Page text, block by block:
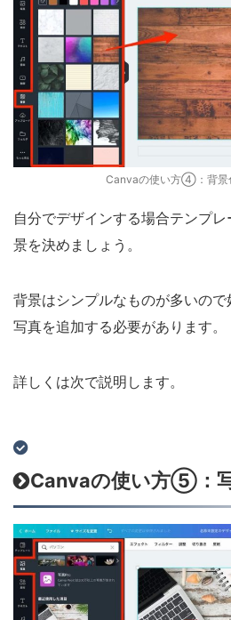
Canvaの使い方④：背景
自分でデザインする場合テンプ
景を決めましょう。
背景はシンプルなものが多いの
写真を追加する必要があります。
詳しくは次で説明します。
Canvaの使い方⑤：